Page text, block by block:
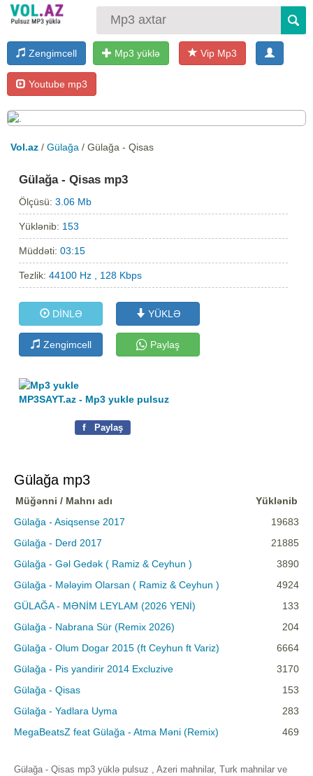
Zengimcell Mp3 yüklə Vip Mp3
Youtube mp3
Vol.az / Gülağa / Gülağa - Qisas
Gülağa - Qisas mp3
Ölçüsü:3.06 Mb
Yüklənib: 153
Müddəti:03:15
Tezlik:44100 Hz , 128 Kbps
DİNLƏ YÜKLƏ
Zengimcell Paylaş
MP3SAYT.az - Mp3 yukle pulsuz
f Paylaş
Gülağa mp3
Müğənni / Mahnı adı
Yüklənib
Gülağa - Asiqsense 2017
19683
Gülağa - Derd 2017
21885
Gülağa - Gəl Gedək ( Ramiz & Ceyhun )
3890
Gülağa - Mələyim Olarsan ( Ramiz & Ceyhun )
4924
GÜLAĞA - MƏNİM LEYLAM (2026 YENİ)
133
Gülağa - Nabrana Sür (Remix 2026)
204
Gülağa - Olum Dogar 2015 (ft Ceyhun ft Variz)
6664
Gülağa - Pis yandirir 2014 Excluzive
3170
Gülağa - Qisas
153
Gülağa - Yadlara Uyma
283
MegaBeatsZ feat Gülağa - Atma Məni (Remix)
469
Gülağa - Qisas mp3 yüklə pulsuz , Azeri mahnilar, Turk mahnilar ve